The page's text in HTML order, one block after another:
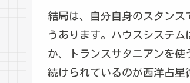
結局は、自分自身のスタン
うあります。ハウスシステ
か、トランスサタニアンを
続けられているのが西洋占星